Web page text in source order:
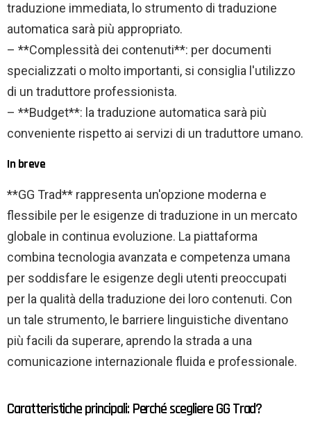
traduzione immediata, lo strumento di traduzione
automatica sarà più appropriato.
– **Complessità dei contenuti**: per documenti
specializzati o molto importanti, si consiglia l'utilizzo
di un traduttore professionista.
– **Budget**: la traduzione automatica sarà più
conveniente rispetto ai servizi di un traduttore umano.
In breve
**GG Trad** rappresenta un'opzione moderna e
flessibile per le esigenze di traduzione in un mercato
globale in continua evoluzione. La piattaforma
combina tecnologia avanzata e competenza umana
per soddisfare le esigenze degli utenti preoccupati
per la qualità della traduzione dei loro contenuti. Con
un tale strumento, le barriere linguistiche diventano
più facili da superare, aprendo la strada a una
comunicazione internazionale fluida e professionale.
Caratteristiche principali: Perché scegliere GG Trad?